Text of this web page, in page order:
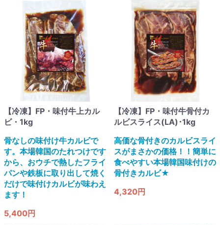
【冷凍】FP・味付牛上カル
ビ・1kg
骨なしの味付け牛カルビで
す。本場韓国のたれつけです
から、おウチで熱したフライ
パンや鉄板に取り出して焼く
だけで味付けカルビが味わえ
ます！
5,400円
【冷凍】FP・味付牛骨付カ
ルビスライス(LA)･1kg
高価な骨付きのカルビスライ
スがまさかの価格！！簡単に
食べやすい本場韓国味付けの
骨付きカルビ★
4,320円